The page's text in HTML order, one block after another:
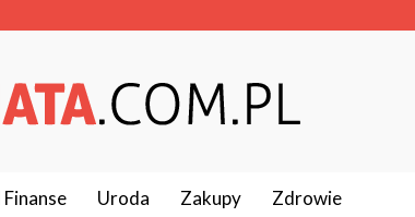
Finanse Uroda Zakupy Zdrowie